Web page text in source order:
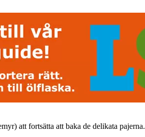
att fortsätta att baka de delikata pajerna.